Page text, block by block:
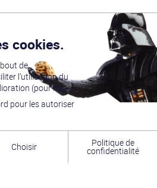
est depuis27ans la référence
Star Wars. Nous accueillons
10 000 visiteurs sur un week
acteursde la saga, des
artistes
passionnés et une
convivialité, bonne humeur et
cookies.
de
l’utilisation du
(pour nous).
pour les autoriser
Choisir Politique de
confidentialité